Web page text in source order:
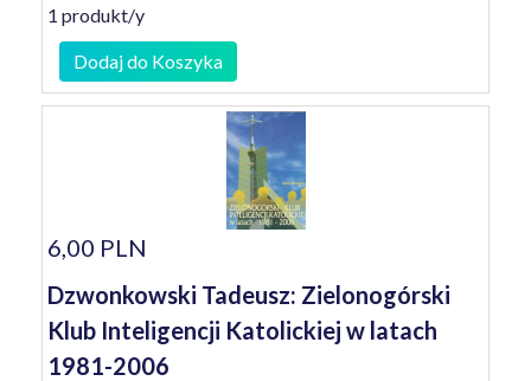
1 produkt/y
Dodaj do Koszyka
6,00 PLN
Dzwonkowski Tadeusz: Zielonogórski
Klub Inteligencji Katolickiej w latach
1981-2006